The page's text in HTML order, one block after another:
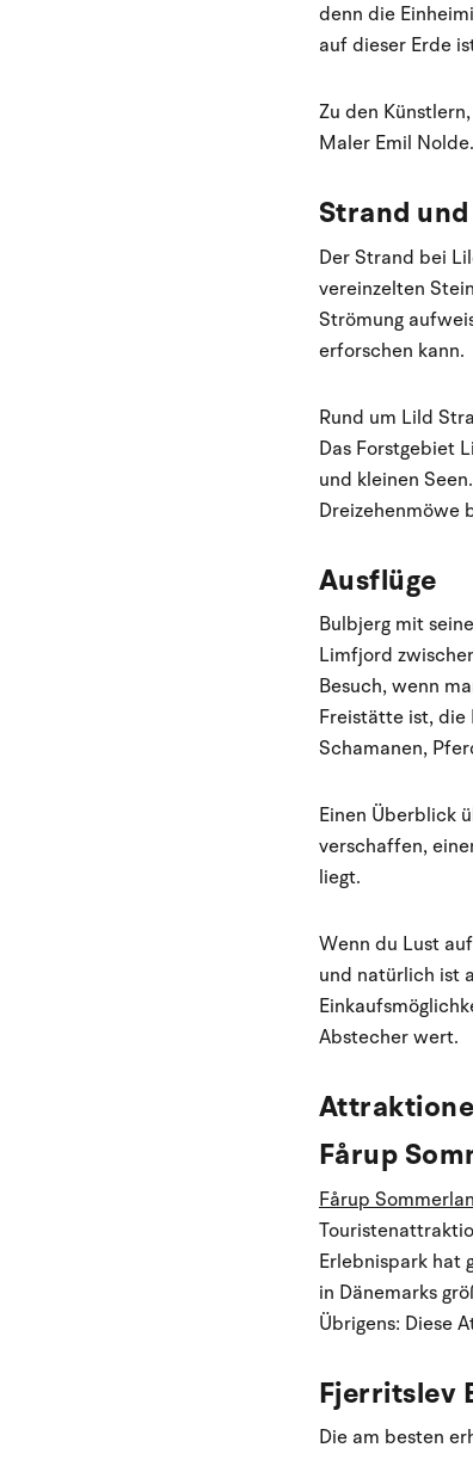
denn die
auf dieser Erde
Zu den
Maler Emil Nolde.
Strand
Der Strand bei
vereinzelten
Strömung
erforschen kann.
Rund um Lild
Das Forstgebiet
und kleinen
Dreizehenmöwe
Ausflüge
Bulbjerg mit
Limfjord
Besuch, wenn
Freistätte ist, die
Schamanen,
Einen Überblick
verschaffen,
liegt.
Wenn du Lust
und natürlich ist
Abstecher wert.
Fårup
Fårup
Erlebnispark hat
in Dänemarks
Übrigens: Diese
Fjerritslev
Die am besten